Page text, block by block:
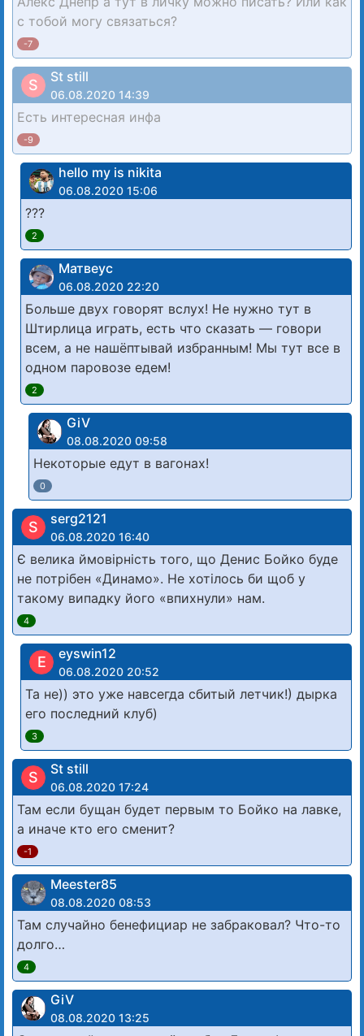
с тобой могу связаться?
-7
S St still
06.08.2020 14:39
Есть интересная инфа
-9
hello my is nikita
06.08.2020 15:06
???
2
Матвеус
06.08.2020 22:20
Больше двух говорят вслух! Не нужно тут в
Штирлица играть, есть что сказать — говори
всем, а не нашёптывай избранным! Мы тут все в
одном паровозе едем!
2
GiV
08.08.2020 09:58
Некоторые едут в вагонах!
0
S serg2121
06.08.2020 16:40
Є велика ймовірність того, що Денис Бойко буде
не потрібен «Динамо». Не хотілось би щоб у
такому випадку його «впихнули» нам.
4
E eyswin12
06.08.2020 20:52
Та не)) это уже навсегда сбитый летчик!) дырка
его последний клуб)
3
S St still
06.08.2020 17:24
Там если бущан будет первым то Бойко на лавке,
а иначе кто его сменит?
-1
Meester85
08.08.2020 08:53
Там случайно бенефициар не забраковал? Что-то
долго…
4
GiV
08.08.2020 13:25